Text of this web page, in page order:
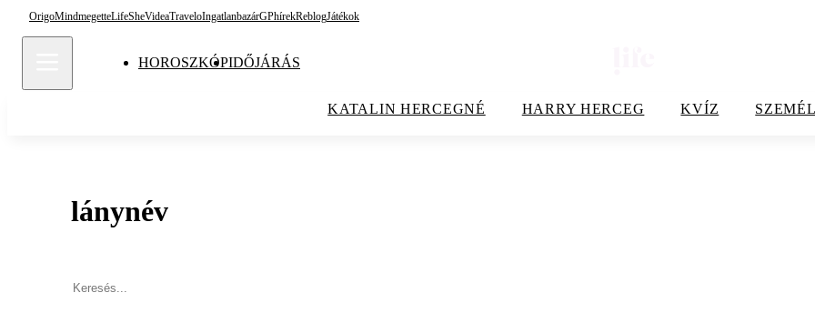
OrigoMindmegetteLifeSheVideaTraveloIngatlanbazárGPhírekReblogJátékok
HOROSZKÓPIDŐJÁRÁS
KATALIN HERCEGNÉ HARRY HERCEG KVÍZ
lánynév